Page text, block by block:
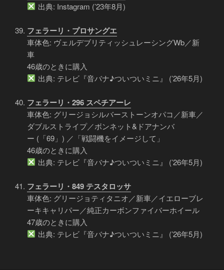
出典: Instagram (’23年8月)
フェラーリ・プロサングエ
車体色: ヴェルデブリティッシュレーシングWb／新
車
46歳のときに購入
出典: テレビ『音バナ♪ついついミニ』 (’26年5月)
フェラーリ・296 スペチアーレ
車体色: グリージョシルバーストーンオパコ／新車／
ダブルストライプ／ボンネット&ドアナンバ
ー (「69」) ／「戦闘機をイメージして」
46歳のときに購入
出典: テレビ『音バナ♪ついついミニ』 (’26年5月)
フェラーリ・849 テスタロッサ
車体色: グリージョティタニオ／新車／イエローブレ
ーキキャリパー／純正カーボンファイバーホイール
47歳のときに購入
出典: テレビ『音バナ♪ついついミニ』 (’26年5月)